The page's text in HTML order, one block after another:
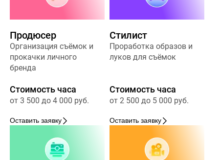
Продюсер
Организация съёмок и
прокачки личного
бренда
Стоимость часа
от 3 500 до 4 000 руб.
Оставить заявку
Стилист
Проработка образов и
луков для съёмок
Стоимость часа
от 2 500 до 5 000 руб.
Оставить заявку